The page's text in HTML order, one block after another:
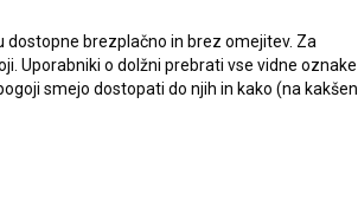
brezplačno in brez omejitev. Za
Uporabniki o dolžni prebrati vse vidne oznake
smejo dostopati do njih in kako (na kakšen